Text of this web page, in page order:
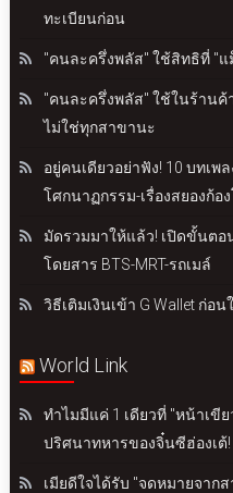
ทะเบียนก่อน
"คนละครึ่งพลัส" ใช้สิทธิที่ "แ
"คนละครึ่งพลัส" ใช้ในร้านค้
ไม่ใช่ทุกสาขานะ
อยู่คนเดียวอย่าฟัง! 10 บทเพ
โศกนาฏกรรม-เรื่องสยองก้อ
มัดรวมมาให้แล้ว! เปิดขั้นต
โดยสาร BTS-MRT-รถเมล์
วิธีเติมเงินเข้า G Wallet ก่
World Link
ทำไมมีแค่ 1 เดียวที่ "หน้าเขี
ปริศนาทหารของจิ๋นซีฮ่องเต้!
เมียดีใจได้รับ "จดหมายจาก